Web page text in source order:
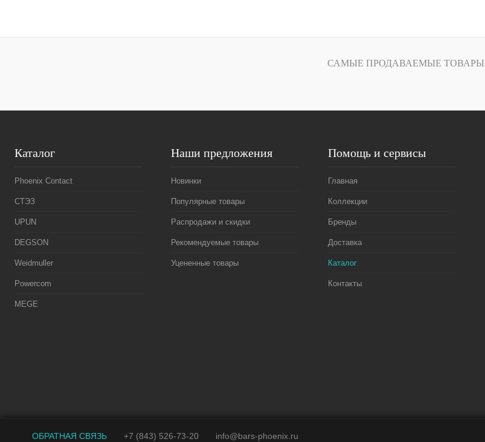
САМЫЕ ПРОДАВАЕМЫЕ ТОВАРЫ
Каталог
Phoenix Contact
СТЭЗ
UPUN
DEGSON
Weidmuller
Powercom
MEGE
Наши предложения
Новинки
Популярные товары
Распродажи и скидки
Рекомендуемые товары
Уцененные товары
Помощь и сервисы
Главная
Коллекции
Бренды
Доставка
Каталог
Контакты
ОБРАТНАЯ СВЯЗЬ +7 (843) 526-73-20 info@bars-phoenix.ru